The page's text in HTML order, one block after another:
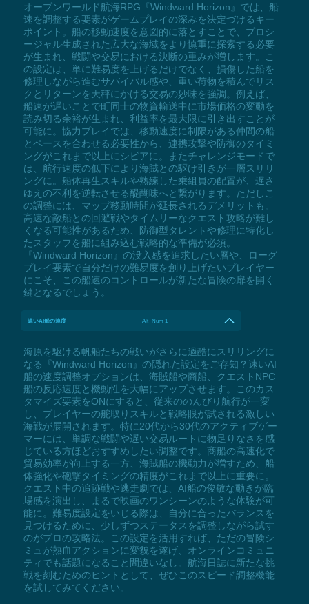
オープンワールド航海RPG『Windward Horizon』では、船
速を調整する要素がゲームプレイの深みを決定づけるキー
ポイント。船の移動速度を意図的に落とすことで、プロシ
ージャル生成された広大な海域をより慎重に探索する必要
が生まれ、戦闘や交易における決断の重みが増します。こ
の設定は、単に難易度を上げるだけでなく、損傷した船を
修理しながら進むサバイバル感や、重い荷物を積んでリス
クとリターンを天秤にかける交易の妙味を強調。例えば、
船速が遅いことで町同士の物資輸送中に市場価格の変動を
読み切る余裕が生まれ、利益率を最大限に引き出すことが
可能に。協力プレイでは、移動速度に制限がある仲間の船
とペースを合わせる必要性から、連携攻撃や防御のタイミ
ングがこれまで以上にシビアに。またチャレンジモードで
は、航行速度の低下により海賊との駆け引きが一層スリリ
ングに。船体再生スキルや熟練した乗組員の配置が、遅さ
ゆえの不利を逆転させる醍醐味へと繋がります。ただしこ
の調整には、マップ移動時間が延長されるデメリットも。
高速な敵船との回避戦やタイムリーなクエスト攻略が難し
くなる可能性があるため、防御型タレントや修理に特化し
たスタッフを船に組み込む戦略的な準備が必須。
『Windward Horizon』の没入感を追求したい層や、ローグ
プレイ要素で自分だけの難易度を創り上げたいプレイヤー
にこそ、この船速のコントロールが新たな冒険の扉を開く
鍵となるでしょう。
速いAI船の速度 Alt+Num 1
海原を駆ける帆船たちの戦いがさらに過酷にスリリングに
なる『Windward Horizon』の隠れた設定をご存知？速いAI
船の速度調整オプションは、海賊船や商船、クエストNPC
船の反応速度と機動性を大幅にアップさせます。このカス
タマイズ要素をONにすると、従来ののんびり航行が一変
し、プレイヤーの舵取りスキルと戦略眼が試される激しい
海戦が展開されます。特に20代から30代のアクティブゲー
マーには、単調な戦闘や遅い交易ルートに物足りなさを感
じている方ほどおすすめしたい調整です。商船の高速化で
貿易効率が向上する一方、海賊船の機動力が増すため、船
体強化や砲撃タイミングの精度がこれまで以上に重要に。
クエスト中の追跡戦や逃走劇では、AI船の俊敏な動きが臨
場感を演出し、まるで映画のワンシーンのような体験が可
能に。難易度設定をいじる際は、自分に合ったバランスを
見つけるために、少しずつステータスを調整しながら試す
のがプロの攻略法。この設定を活用すれば、ただの冒険シ
ミュが熱血アクションに変貌を遂げ、オンラインコミュニ
ティでも話題になること間違いなし。航海日誌に新たな挑
戦を刻むためのヒントとして、ぜひこのスピード調整機能
を試してみてください。